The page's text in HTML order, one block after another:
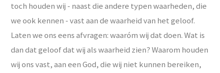
toch houden wij - naast die andere typen waarheden, die
we ook kennen - vast aan de waarheid van het geloof.
Laten we ons eens afvragen: waaróm wij dat doen. Wat is
dan dat geloof dat wij als waarheid zien? Waarom houden
wij ons vast, aan een God, die wij niet kunnen bereiken,